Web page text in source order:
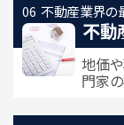
不動産業界の
不動
地価
門家